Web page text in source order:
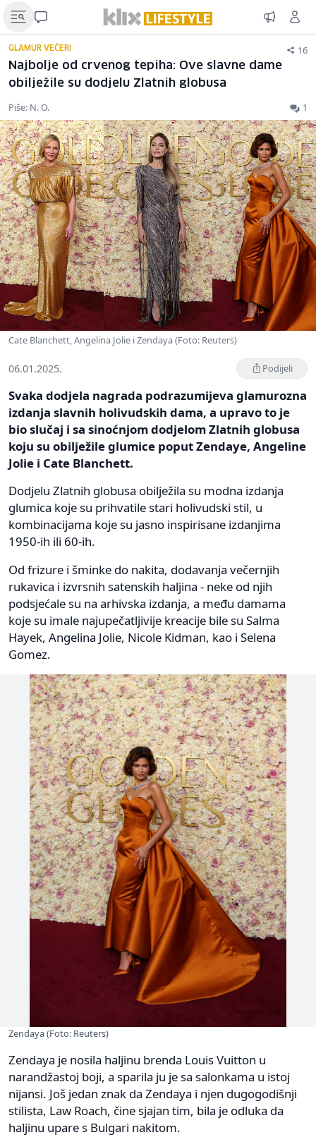
GLAMUR VEČERI 16
Najbolje od crvenog tepiha: Ove slavne dame
obilježile su dodjelu Zlatnih globusa
Piše: N. O. 1
Cate Blanchett, Angelina Jolie i Zendaya (Foto: Reuters)
06.01.2025. Podijeli
Svaka dodjela nagrada podrazumijeva glamurozna
izdanja slavnih holivudskih dama, a upravo to je
bio slučaj i sa sinoćnjom dodjelom Zlatnih globusa
koju su obilježile glumice poput Zendaye, Angeline
Jolie i Cate Blanchett.
Dodjelu Zlatnih globusa obilježila su modna izdanja
glumica koje su prihvatile stari holivudski stil, u
kombinacijama koje su jasno inspirisane izdanjima
1950-ih ili 60-ih.
Od frizure i šminke do nakita, dodavanja večernjih
rukavica i izvrsnih satenskih haljina - neke od njih
podsjećale su na arhivska izdanja, a među damama
koje su imale najupečatljivije kreacije bile su Salma
Hayek, Angelina Jolie, Nicole Kidman, kao i Selena
Gomez.
Zendaya (Foto: Reuters)
Zendaya je nosila haljinu brenda Louis Vuitton u
narandžastoj boji, a sparila ju je sa salonkama u istoj
nijansi. Još jedan znak da Zendaya i njen dugogodišnji
stilista, Law Roach, čine sjajan tim, bila je odluka da
haljinu upare s Bulgari nakitom.